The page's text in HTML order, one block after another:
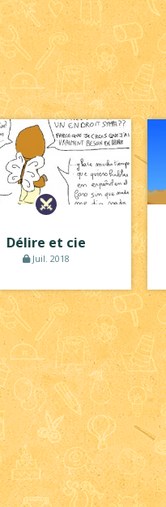
Délire et cie
Juil. 2018